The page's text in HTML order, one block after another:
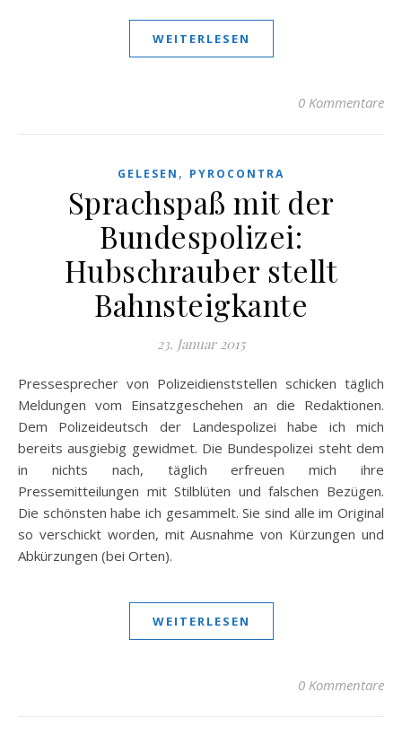
WEITERLESEN
0 Kommentare
GELESEN , PYROCONTRA
Sprachspaß mit der
Bundespolizei:
Hubschrauber stellt
Bahnsteigkante
23. Januar 2015
Pressesprecher von Polizeidienststellen schicken täglich
Meldungen vom Einsatzgeschehen an die Redaktionen.
Dem Polizeideutsch der Landespolizei habe ich mich
bereits ausgiebig gewidmet. Die Bundespolizei steht dem
in nichts nach, täglich erfreuen mich ihre
Pressemitteilungen mit Stilblüten und falschen Bezügen.
Die schönsten habe ich gesammelt. Sie sind alle im Original
so verschickt worden, mit Ausnahme von Kürzungen und
Abkürzungen (bei Orten).
WEITERLESEN
0 Kommentare